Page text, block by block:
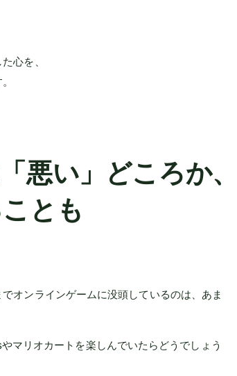
心を、
悪い」どころか、
とも
オンラインゲームに没頭しているのは、あま
マリオカートを楽しんでいたらどうでしょう